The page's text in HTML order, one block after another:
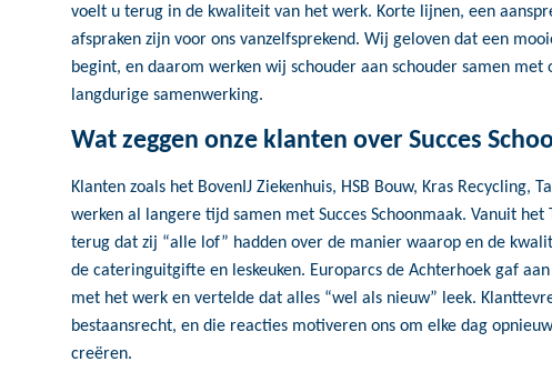
voelt u terug in de kwaliteit van het werk. Korte lijnen, een
afspraken zijn voor ons vanzelfsprekend. Wij geloven dat een
begint, en daarom werken wij schouder aan schouder samen met
langdurige samenwerking.
Wat zeggen onze klanten over Succes
Klanten zoals het BovenIJ Ziekenhuis, HSB Bouw, Kras Recycling,
werken al langere tijd samen met Succes Schoonmaak. Vanuit
terug dat zij “alle lof” hadden over de manier waarop en de
de cateringuitgifte en leskeuken. Europarcs de Achterhoek gaf
met het werk en vertelde dat alles “wel als nieuw” leek.
bestaansrecht, en die reacties motiveren ons om elke dag
creëren.